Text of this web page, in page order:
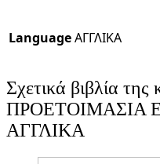
LanguageΑΓΓΛΙΚΑ
Σχετικά βιβλία της
ΠΡΟΕΤΟΙΜΑΣΙΑ
ΑΓΓΛΙΚΑ